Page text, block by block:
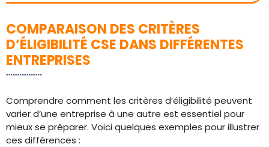
COMPARAISON DES CRITÈRES
D’ÉLIGIBILITÉ CSE DANS DIFFÉRENTES
ENTREPRISES
Comprendre comment les critères d’éligibilité peuvent
varier d’une entreprise à une autre est essentiel pour
mieux se préparer. Voici quelques exemples pour illustrer
ces différences :